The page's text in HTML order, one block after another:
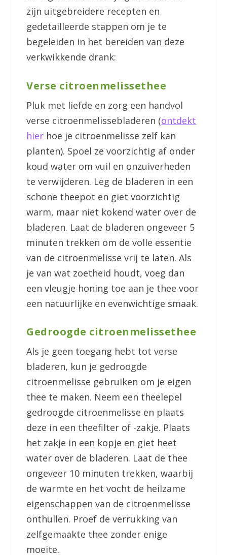
zijn uitgebreidere recepten en
gedetailleerde stappen om je te
begeleiden in het bereiden van deze
verkwikkende drank:
Verse citroenmelissethee
Pluk met liefde en zorg een handvol
verse citroenmelissebladeren (ontdekt
hier hoe je citroenmelisse zelf kan
planten). Spoel ze voorzichtig af onder
koud water om vuil en onzuiverheden
te verwijderen. Leg de bladeren in een
schone theepot en giet voorzichtig
warm, maar niet kokend water over de
bladeren. Laat de bladeren ongeveer 5
minuten trekken om de volle essentie
van de citroenmelisse vrij te laten. Als
je van wat zoetheid houdt, voeg dan
een vleugje honing toe aan je thee voor
een natuurlijke en evenwichtige smaak.
Gedroogde citroenmelissethee
Als je geen toegang hebt tot verse
bladeren, kun je gedroogde
citroenmelisse gebruiken om je eigen
thee te maken. Neem een theelepel
gedroogde citroenmelisse en plaats
deze in een theefilter of -zakje. Plaats
het zakje in een kopje en giet heet
water over de bladeren. Laat de thee
ongeveer 10 minuten trekken, waarbij
de warmte en het vocht de heilzame
eigenschappen van de citroenmelisse
onthullen. Proef de verrukking van
zelfgemaakte thee zonder enige
moeite.